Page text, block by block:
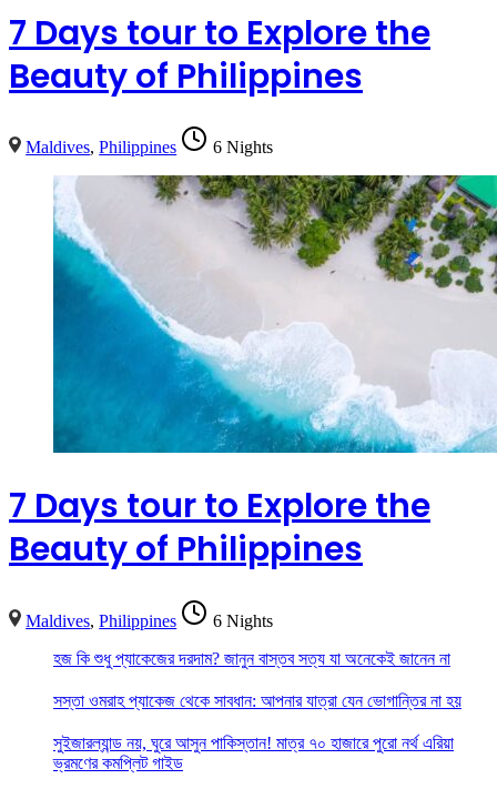
7 Days tour to Explore the
Beauty of Philippines
Maldives,Philippines 6 Nights
7 Days tour to Explore the
Beauty of Philippines
Maldives,Philippines
6 Nights
হজ কি শুধু প্যাকেজের দরদাম? জানুন বাস্তব সত্য যা অনেকেই জানেন না
সস্তা ওমরাহ প্যাকেজ থেকে সাবধান: আপনার যাত্রা যেন ভোগান্তির না হয়
সুইজারল্যান্ড নয়, ঘুরে আসুন পাকিস্তান! মাত্র ৭০ হাজারে পুরো নর্থ এরিয়া
ভ্রমণের কমপ্লিট গাইড